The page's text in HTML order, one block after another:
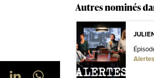
Autres nominés